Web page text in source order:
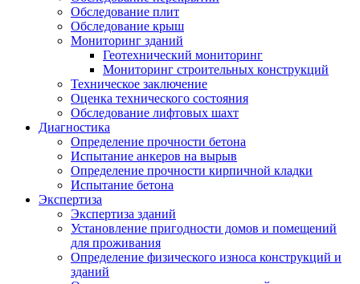
Обследование плит
Обследование крыш
Мониторинг зданий
Геотехнический мониторинг
Мониторинг строительных конструкций
Техническое заключение
Оценка технического состояния
Обследование лифтовых шахт
Диагностика
Определение прочности бетона
Испытание анкеров на вырыв
Определение прочности кирпичной кладки
Испытание бетона
Экспертиза
Экспертиза зданий
Установление пригодности домов и помещений
для проживания
Определение физического износа конструкций и
зданий